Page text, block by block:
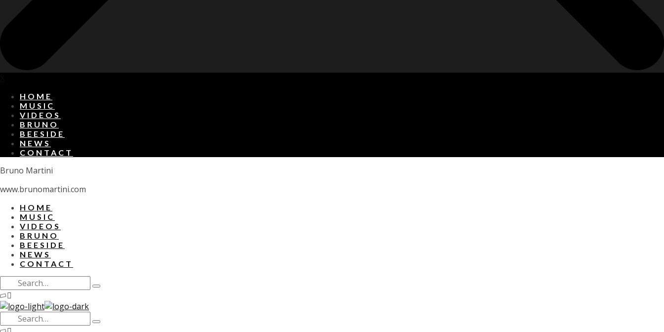
HOME
MUSIC
VIDEOS
BRUNO
BEESIDE
NEWS
CONTACT
Bruno Martini
www.brunomartini.com
HOME
MUSIC
VIDEOS
BRUNO
BEESIDE
NEWS
CONTACT
Search
for:
Type
enter
Search
for:
Type